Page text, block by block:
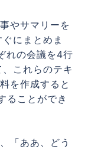
やサマリーを
にまとめま
れの会議を4行
これらのテキ
を作成すると
ることができ
「ああ、どう